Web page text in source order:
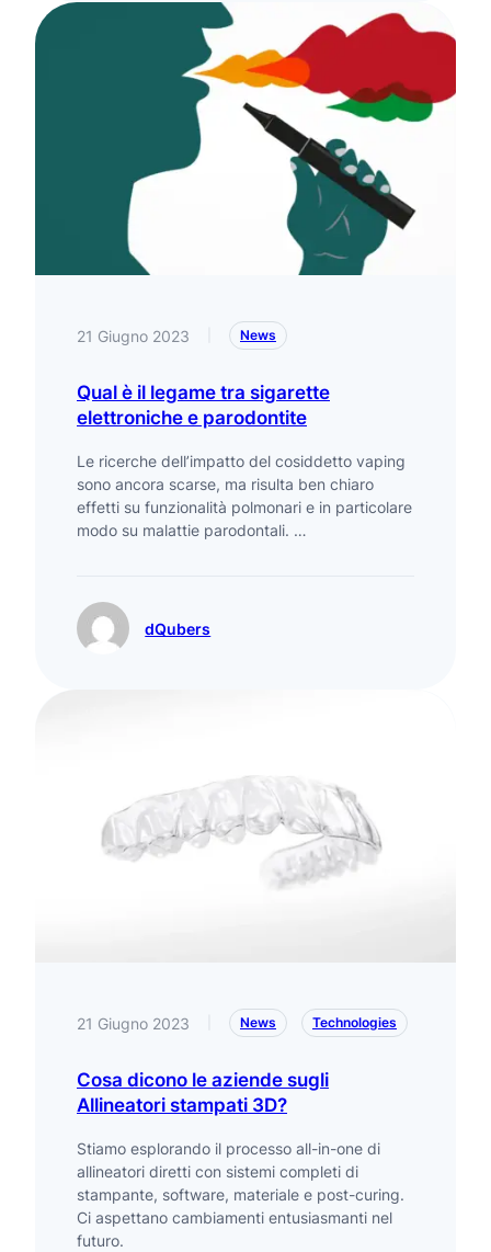
21 Giugno 2023 News
Qual è il legame tra sigarette
elettroniche e parodontite
Le ricerche dell’impatto del cosiddetto vaping
sono ancora scarse, ma risulta ben chiaro
effetti su funzionalità polmonari e in particolare
modo su malattie parodontali. …
dQubers
21 Giugno 2023 News Technologies
Cosa dicono le aziende sugli
Allineatori stampati 3D?
Stiamo esplorando il processo all-in-one di
allineatori diretti con sistemi completi di
stampante, software, materiale e post-curing.
Ci aspettano cambiamenti entusiasmanti nel
futuro.